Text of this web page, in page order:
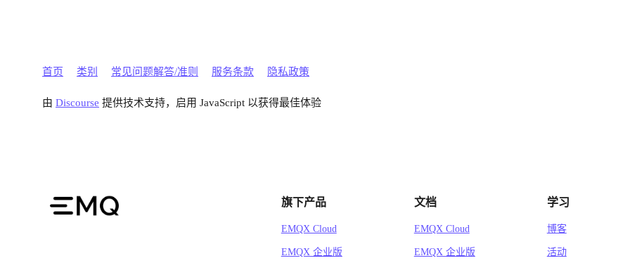
首页 类别 常见问题解答/准则 服务条款 隐私政策
由 Discourse 提供技术支持，启用 JavaScript 以获得最佳体验
旗下产品
EMQX Cloud
EMQX 企业版
文档
EMQX Cloud
EMQX 企业版
学习
博客
活动